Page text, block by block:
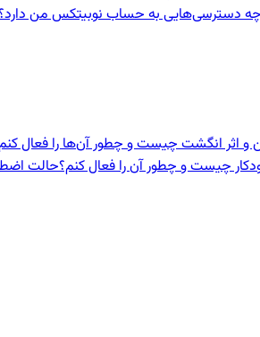
دسترسی‌هایی به حساب نوبیتکس من
و اثر انگشت چیست و چطور آن‌ها را فعال
چیست و چطور آن را فعال کنم؟حالت